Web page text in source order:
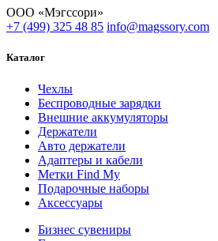
ООО «Мэгссори»
+7 (499) 325 48 85 info@magssory.com
Каталог
Чехлы
Беспроводные зарядки
Внешние аккумуляторы
Держатели
Авто держатели
Адаптеры и кабели
Метки Find My
Подарочные наборы
Аксессуары
Бизнес сувениры